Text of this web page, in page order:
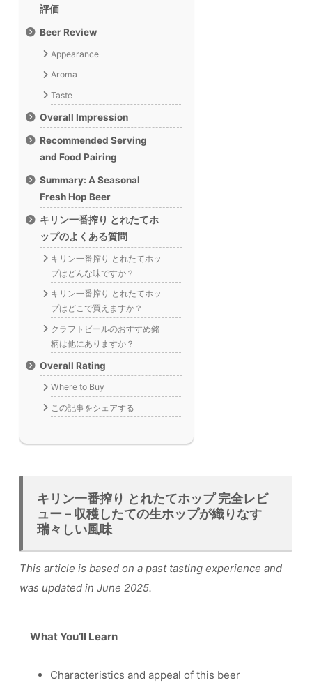
評価
Beer Review
Appearance
Aroma
Taste
Overall Impression
Recommended Serving
and Food Pairing
Summary: A Seasonal
Fresh Hop Beer
キリン一番搾り とれたてホ
ップのよくある質問
キリン一番搾り とれたてホッ
プはどんな味ですか？
キリン一番搾り とれたてホッ
プはどこで買えますか？
クラフトビールのおすすめ銘
柄は他にありますか？
Overall Rating
Where to Buy
この記事をシェアする
キリン一番搾り とれたてホップ 完全レビ
ュー – 収穫したての生ホップが織りなす
瑞々しい風味
This article is based on a past tasting experience and
was updated in June 2025.
What You’ll Learn
Characteristics and appeal of this beer